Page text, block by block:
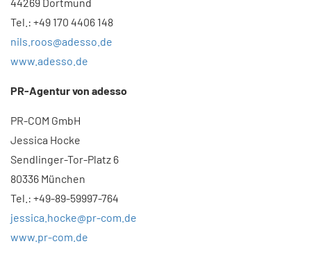
Tel.: +49 170 4406 148
nils.roos@adesso.de
www.adesso.de
PR-Agentur von adesso​
PR-COM GmbH
Jessica Hocke
Sendlinger-Tor-Platz 6
80336 München
Tel.: +49-89-59997-764
jessica.hocke@pr-com.de
www.pr-com.de